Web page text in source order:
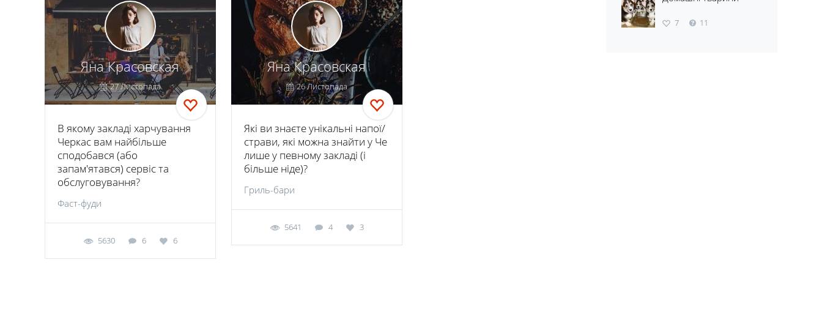
Яна Красовская
27 Листопада
В якому закладі харчування
Черкас вам найбільше
сподобався (або
запам'ятався) сервіс та
обслуговування?
Фаст-фуди
5630 6 6
Яна Красовская
26 Листопада
Які ви знаєте унікальні напої/
страви, які можна знайти у Че
лише у певному закладі (і
більше ніде)?
Гриль-бари
5641 4 3
7 11